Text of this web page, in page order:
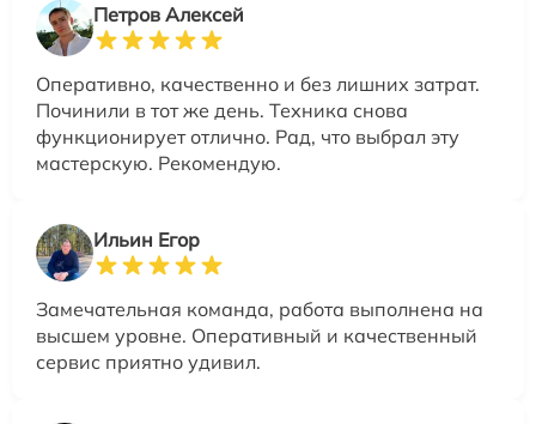
Петров Алексей
Оперативно, качественно и без лишних затрат.
Починили в тот же день. Техника снова
функционирует отлично. Рад, что выбрал эту
мастерскую. Рекомендую.
Ильин Егор
Замечательная команда, работа выполнена на
высшем уровне. Оперативный и качественный
сервис приятно удивил.